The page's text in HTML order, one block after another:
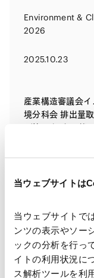
当ウェブサイトは
当ウェブサイトで
ンツの表示やソー
ックの分析を行っ
イトの利用状況に
ス解析ツールを利
Environment &
2026
2025.10.23
産業構造審議会
境分科会 排出量
（第1回）を開催
EU理事会・欧州
（CBAM）の実施
2025.07.15
金融庁、カーボ